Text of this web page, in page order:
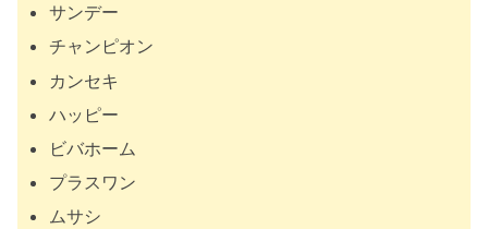
サンデー
チャンピオン
カンセキ
ハッピー
ビバホーム
プラスワン
ムサシ